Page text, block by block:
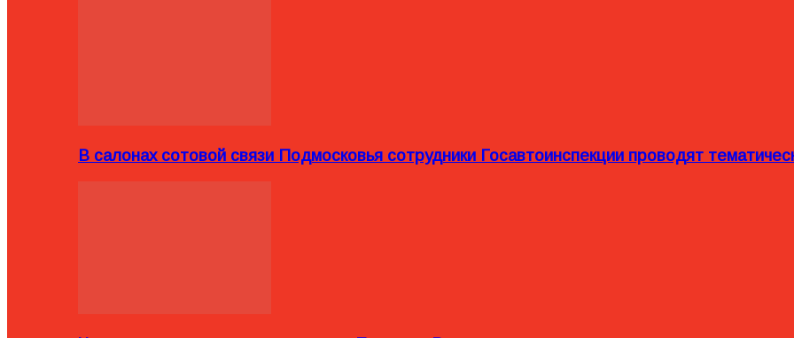
В салонах сотовой связи Подмосковья сотрудники Госавтоинспекции проводят